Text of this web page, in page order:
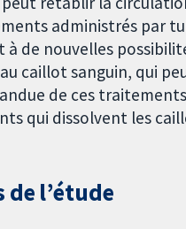
administrés par
à de nouvelles
caillot sanguin, qui
de ces
qui dissolvent les
l’étude